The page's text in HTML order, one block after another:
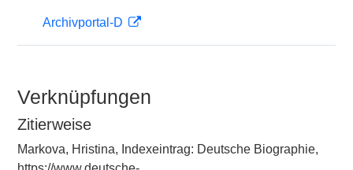
Archivportal-D
Verknüpfungen
Zitierweise
Markova, Hristina, Indexeintrag: Deutsche Biographie,